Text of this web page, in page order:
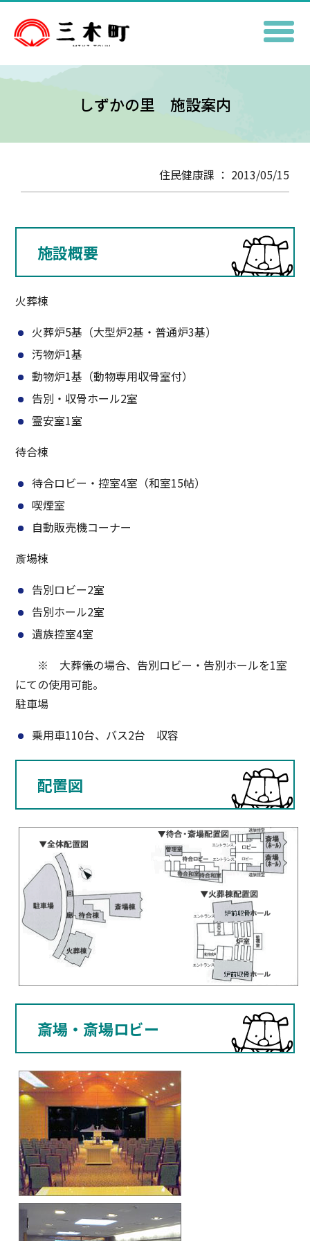
しずかの里 施設案内
住民健康課 ： 2013/05/15
施設概要
火葬棟
火葬炉5基（大型炉2基・普通炉3基）
汚物炉1基
動物炉1基（動物専用収骨室付）
告別・収骨ホール2室
霊安室1室
待合棟
待合ロビー・控室4室（和室15帖）
喫煙室
自動販売機コーナー
斎場棟
告別ロビー2室
告別ホール2室
遺族控室4室
※ 大葬儀の場合、告別ロビー・告別ホールを1室
にての使用可能。
駐車場
乗用車110台、バス2台 収容
配置図
斎場・斎場ロビー